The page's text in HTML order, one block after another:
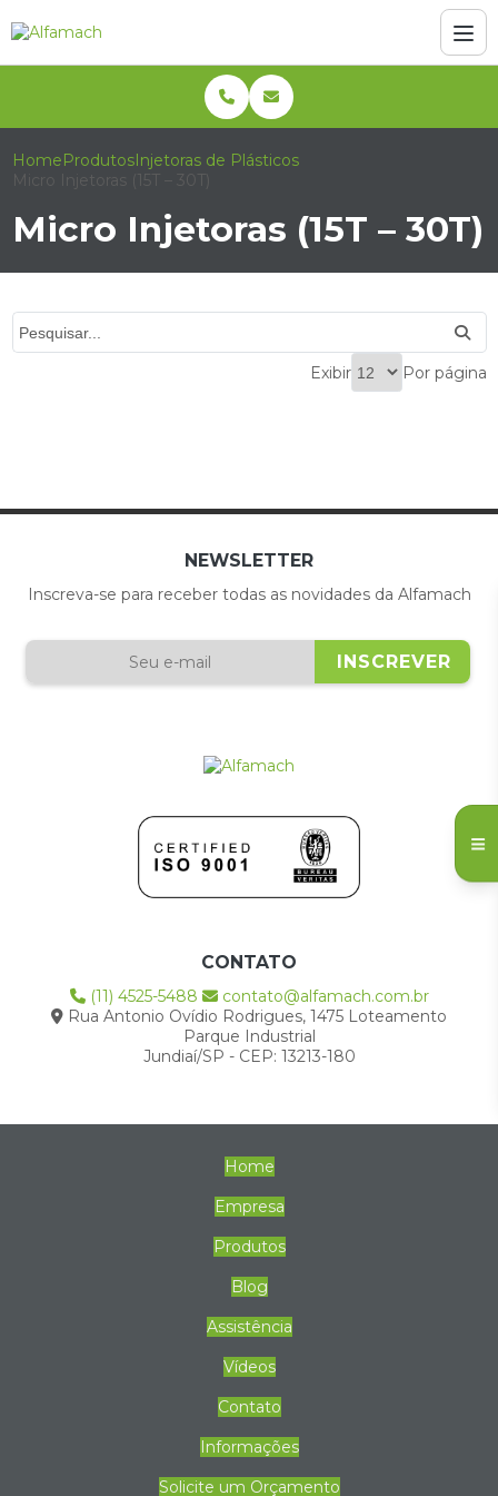
HomeProdutosInjetoras de Plásticos
Micro Injetoras (15T – 30T)
Micro Injetoras (15T – 30T)
Exibir Por página
NEWSLETTER
Inscreva-se para receber todas as novidades da Alfamach
CONTATO
(11) 4525-5488
contato@alfamach.com.br
Rua Antonio Ovídio Rodrigues, 1475 Loteamento
Parque Industrial
Jundiaí/SP - CEP: 13213-180
Home
Empresa
Produtos
Blog
Assistência
Vídeos
Contato
Informações
Solicite um Orçamento